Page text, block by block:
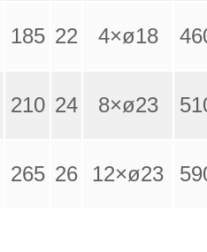
185 22 4×ø18
210 24 8×ø23
265 26 12×ø23